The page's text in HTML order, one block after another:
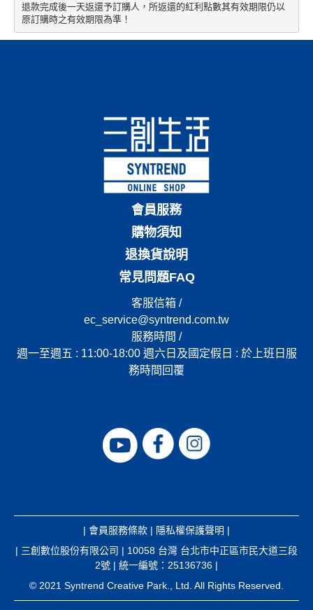
退款完成後一天返還予訂購人，所返還的紅利點數其有效期限仍以
原訂購時之有效期限為準！
會員服務
購物須知
退換貨說明
常見問題FAQ
客服信箱 /
ec_service@syntrend.com.tw
服務時間 /
週一至週五 : 11:00-18:00 週六日及國定假日 : 於上班日服
務時間回覆
| 會員服務條款 | 隱私權保護聲明 |
| 三創數位股份有限公司 | 10058 台灣 台北市中正區市民大道三段
2號 | 統一編號：25136736 |
© 2021 Syntrend Creative Park., Ltd. All Rights Reserved.